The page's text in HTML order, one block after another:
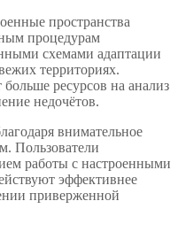
пространства
процедурам
схемами адаптации
территориях.
ресурсов на анализ
недочётов.
внимательное
Пользователи
работы с настроенными
эффективнее
приверженной